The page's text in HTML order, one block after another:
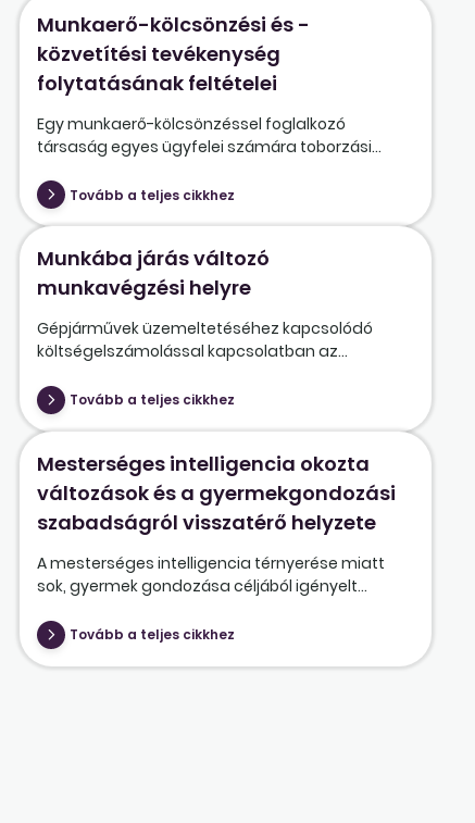
Munkaerő-kölcsönzési és -
közvetítési tevékenység
folytatásának feltételei
Egy munkaerő-kölcsönzéssel foglalkozó
társaság egyes ügyfelei számára toborzási...
Tovább a teljes cikkhez
Munkába járás változó
munkavégzési helyre
Gépjárművek üzemeltetéséhez kapcsolódó
költségelszámolással kapcsolatban az...
Tovább a teljes cikkhez
Mesterséges intelligencia okozta
változások és a gyermekgondozási
szabadságról visszatérő helyzete
A mesterséges intelligencia térnyerése miatt
sok, gyermek gondozása céljából igényelt...
Tovább a teljes cikkhez